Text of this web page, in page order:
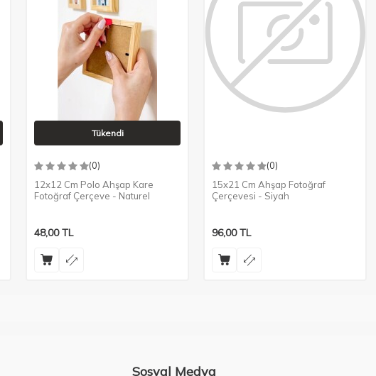
Tükendi
(0)
12x12 Cm Polo Ahşap Kare
Fotoğraf Çerçeve - Naturel
48,00TL
(0)
15x21 Cm Ahşap Fotoğraf
Çerçevesi - Siyah
96,00TL
Sosyal Medya